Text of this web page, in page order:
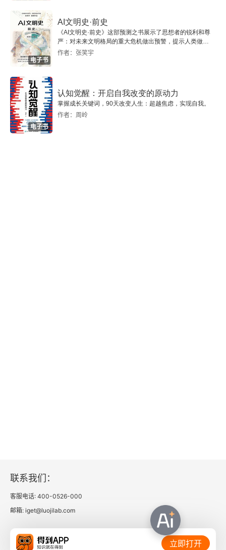
电子书
AI文明史·前史
《AI文明史·前史》这部预测之书展示了思想者的锐利和尊
严：对未来文明格局的重大危机做出预警，提示人类做出
智慧的选择。
作者：张笑宇
电子书
认知觉醒：开启自我改变的原动力
掌握成长关键词，90天改变人生：超越焦虑，实现自我。
作者：周岭
联系我们：
客服电话: 400-0526-000
邮箱: iget@luojilab.com
相关链接： 立即打开